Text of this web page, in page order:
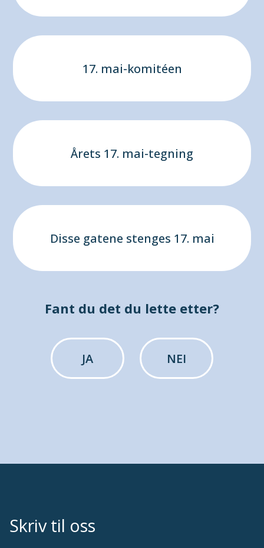
17. mai-komitéen
Årets 17. mai-tegning
Disse gatene stenges 17. mai
Fant du det du lette etter?
JA NEI
Skriv til oss